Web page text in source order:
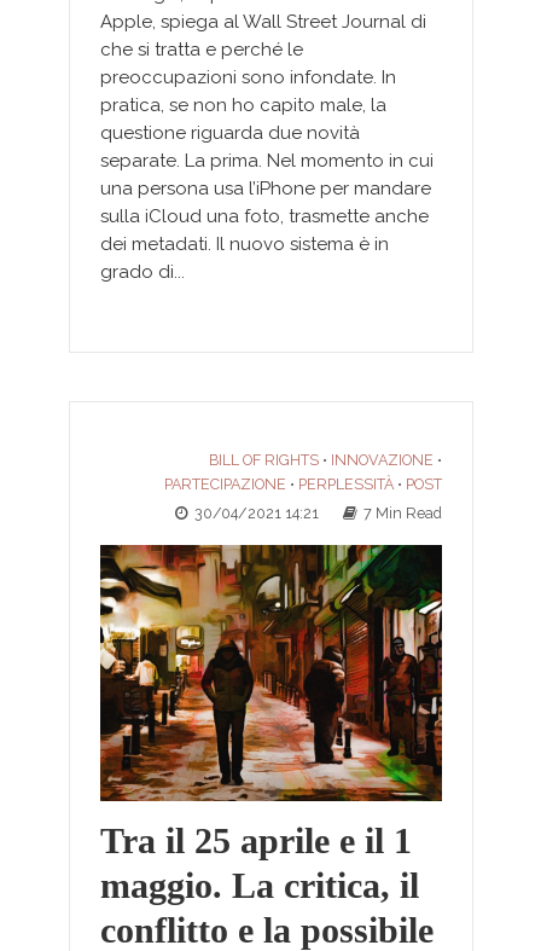
Apple, spiega al Wall Street Journal di
che si tratta e perché le
preoccupazioni sono infondate. In
pratica, se non ho capito male, la
questione riguarda due novità
separate. La prima. Nel momento in cui
una persona usa l’iPhone per mandare
sulla iCloud una foto, trasmette anche
dei metadati. Il nuovo sistema è in
grado di...
BILL OF RIGHTS • INNOVAZIONE •
PARTECIPAZIONE • PERPLESSITÀ • POST
30/04/2021 14:21
7 Min Read
Tra il 25 aprile e il 1
maggio. La critica, il
conflitto e la possibile